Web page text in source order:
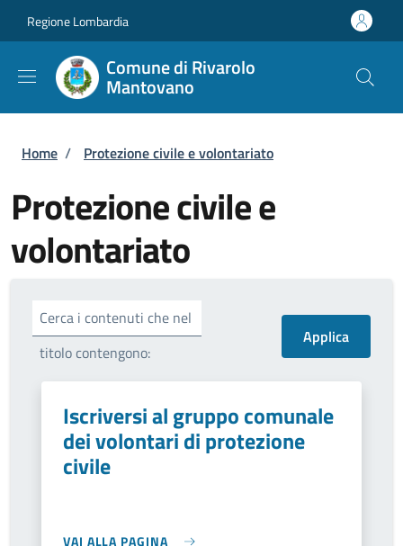
Regione Lombardia
Comune di Rivarolo
Mantovano
Briciole di pane
Home / Protezione civile e volontariato
Protezione civile e
volontariato
Cerca i contenuti che nel
titolo contengono:
Iscriversi al gruppo comunale
dei volontari di protezione
civile
VAI ALLA PAGINA